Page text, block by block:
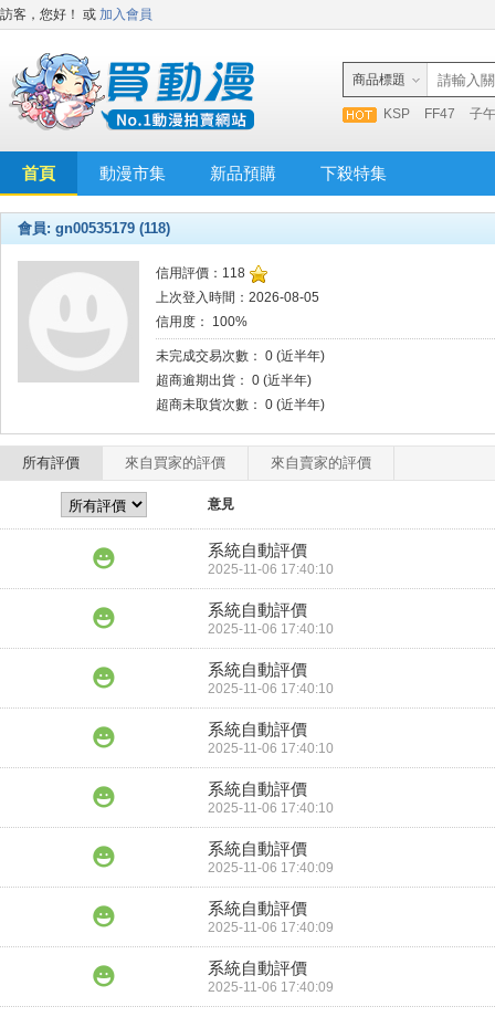
訪客，您好！ 或 加入會員
商品標題
KSP FF47 子
首頁 動漫市集 新品預購 下殺特集
會員: gn00535179 (118)
信用評價：118
上次登入時間：2026-08-05
信用度： 100%
未完成交易次數： 0 (近半年)
超商逾期出貨： 0 (近半年)
超商未取貨次數： 0 (近半年)
所有評價 來自買家的評價 來自賣家的評價
意見
系統自動評價
2025-11-06 17:40:10
系統自動評價
2025-11-06 17:40:10
系統自動評價
2025-11-06 17:40:10
系統自動評價
2025-11-06 17:40:10
系統自動評價
2025-11-06 17:40:10
系統自動評價
2025-11-06 17:40:09
系統自動評價
2025-11-06 17:40:09
系統自動評價
2025-11-06 17:40:09